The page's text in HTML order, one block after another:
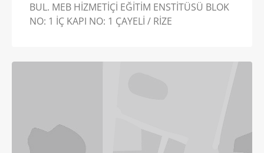
BUL. MEB HİZMETİÇİ EĞİTİM ENSTİTÜSÜ BLOK
NO: 1 İÇ KAPI NO: 1 ÇAYELİ / RİZE